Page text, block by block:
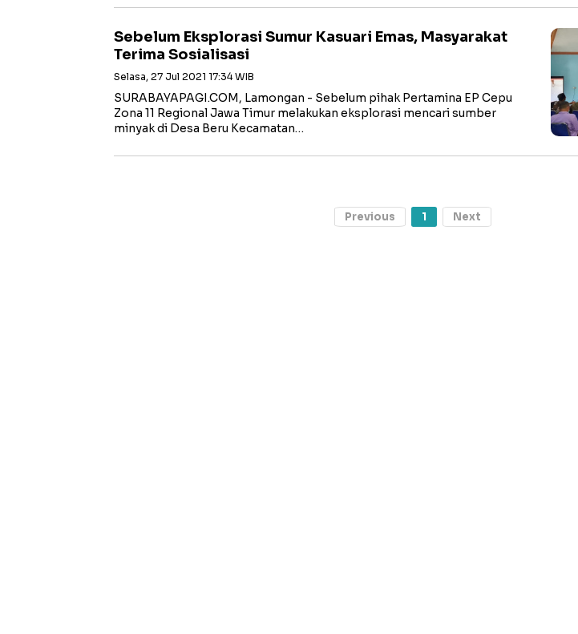
Sebelum Eksplorasi Sumur Kasuari Emas, Masyarakat
Terima Sosialisasi
Selasa, 27 Jul 2021 17:34 WIB
SURABAYAPAGI.COM, Lamongan - Sebelum pihak Pertamina EP Cepu
Zona 11 Regional Jawa Timur melakukan eksplorasi mencari sumber
minyak di Desa Beru Kecamatan…
Previous 1 Next